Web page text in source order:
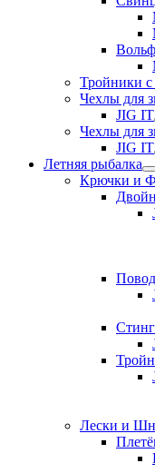
Тройники с
Чехлы для
JIG IT
Чехлы для
JIG IT
Летняя рыбалка
Крючки и
Лески и